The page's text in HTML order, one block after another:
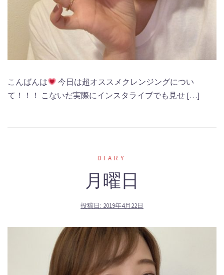
こんばんは
今日は超オススメクレンジングについ
て！！！ こないだ実際にインスタライブでも見せ […]
DIARY
月曜日
投稿日: 2019年4月22日